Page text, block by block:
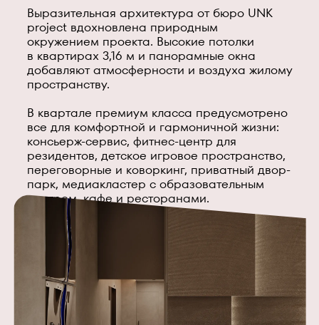
Выразительная архитектура от бюро UNK
project вдохновлена природным
окружением проекта. Высокие потолки
в квартирах 3,16 м и панорамные окна
добавляют атмосферности и воздуха жилому
пространству.
В квартале премиум класса предусмотрено
все для комфортной и гармоничной жизни:
консьерж-сервис, фитнес-центр для
резидентов, детское игровое пространство,
переговорные и коворкинг, приватный двор-
парк, медиакластер с образовательным
центром, кафе и ресторанами.